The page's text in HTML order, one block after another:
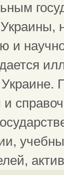
и
и